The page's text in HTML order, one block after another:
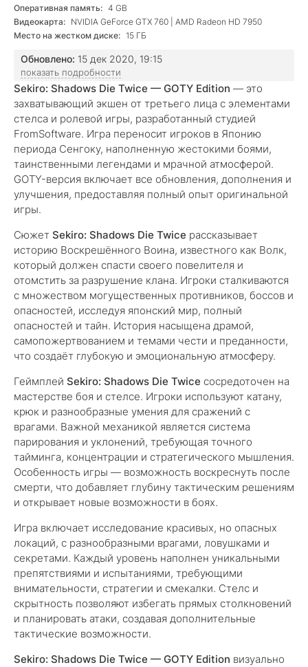
Оперативная память: 4 GB
Видеокарта: NVIDIA GeForce GTX 760 | AMD Radeon HD 7950
Место на жестком диске: 15 ГБ
Обновлено: 15 дек 2020, 19:15
показать подробности
Sekiro: Shadows Die Twice — GOTY Edition — это
захватывающий экшен от третьего лица с элементами
стелса и ролевой игры, разработанный студией
FromSoftware. Игра переносит игроков в Японию
периода Сенгоку, наполненную жестокими боями,
таинственными легендами и мрачной атмосферой.
GOTY-версия включает все обновления, дополнения и
улучшения, предоставляя полный опыт оригинальной
игры.
Сюжет Sekiro: Shadows Die Twice рассказывает
историю Воскрешённого Воина, известного как Волк,
который должен спасти своего повелителя и
отомстить за разрушение клана. Игроки сталкиваются
с множеством могущественных противников, боссов и
опасностей, исследуя японский мир, полный
опасностей и тайн. История насыщена драмой,
самопожертвованием и темами чести и преданности,
что создаёт глубокую и эмоциональную атмосферу.
Геймплей Sekiro: Shadows Die Twice сосредоточен на
мастерстве боя и стелсе. Игроки используют катану,
крюк и разнообразные умения для сражений с
врагами. Важной механикой является система
парирования и уклонений, требующая точного
тайминга, концентрации и стратегического мышления.
Особенность игры — возможность воскреснуть после
смерти, что добавляет глубину тактическим решениям
и открывает новые возможности в боях.
Игра включает исследование красивых, но опасных
локаций, с разнообразными врагами, ловушками и
секретами. Каждый уровень наполнен уникальными
препятствиями и испытаниями, требующими
внимательности, стратегии и смекалки. Стелс и
скрытность позволяют избегать прямых столкновений
и планировать атаки, создавая дополнительные
тактические возможности.
Sekiro: Shadows Die Twice — GOTY Edition визуально